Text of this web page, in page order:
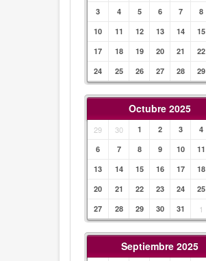
3
4 5 6 7 8
10
11 12 13 14 15
17
18 19 20 21 22
24
25 26 27 28 29
Octubre 2025
29 30 1 2 3 4
6
7 8 9 10 11
13
14 15 16 17 18
20
21 22 23 24 25
27
28 29 30 31 1
Septiembre 2025